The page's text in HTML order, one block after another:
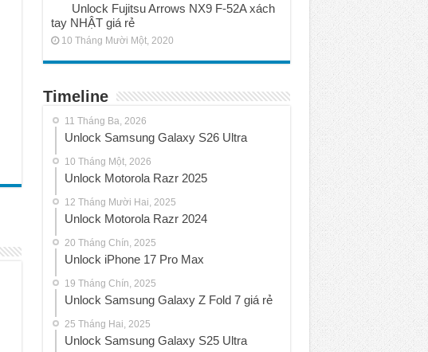
Unlock Fujitsu Arrows NX9 F-52A xách
tay NHẬT giá rẻ
10 Tháng Mười Một, 2020
Timeline
11 Tháng Ba, 2026
Unlock Samsung Galaxy S26 Ultra
10 Tháng Một, 2026
Unlock Motorola Razr 2025
12 Tháng Mười Hai, 2025
Unlock Motorola Razr 2024
20 Tháng Chín, 2025
Unlock iPhone 17 Pro Max
19 Tháng Chín, 2025
Unlock Samsung Galaxy Z Fold 7 giá rẻ
25 Tháng Hai, 2025
Unlock Samsung Galaxy S25 Ultra